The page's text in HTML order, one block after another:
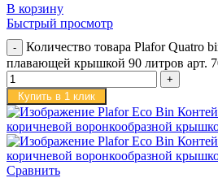
В корзину
Быстрый просмотр
Количество товара Plafor Quatro
плавающей крышкой 90 литров арт.
Купить в 1 клик
Сравнить